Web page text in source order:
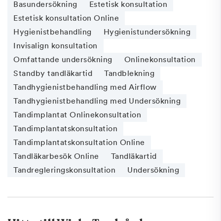
Basundersökning
Estetisk konsultation
Estetisk konsultation Online
Hygienistbehandling
Hygienistundersökning
Invisalign konsultation
Omfattande undersökning
Onlinekonsultation
Standby tandläkartid
Tandblekning
Tandhygienistbehandling med Airflow
Tandhygienistbehandling med Undersökning
Tandimplantat Onlinekonsultation
Tandimplantatskonsultation
Tandimplantatskonsultation Online
Tandläkarbesök Online
Tandläkartid
Tandregleringskonsultation
Undersökning